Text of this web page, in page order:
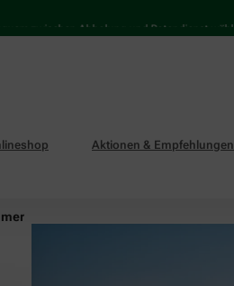
Abholung und Botendienst wählen
Aktionen & Empfehlungen